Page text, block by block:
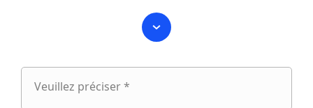
Veuillez préciser *
Veuillez